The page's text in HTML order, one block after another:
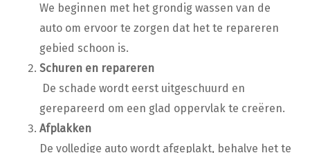
We beginnen met het grondig wassen van de
auto om ervoor te zorgen dat het te repareren
gebied schoon is.
Schuren en repareren
De schade wordt eerst uitgeschuurd en
gerepareerd om een glad oppervlak te creëren.
Afplakken
De volledige auto wordt afgeplakt, behalve het te